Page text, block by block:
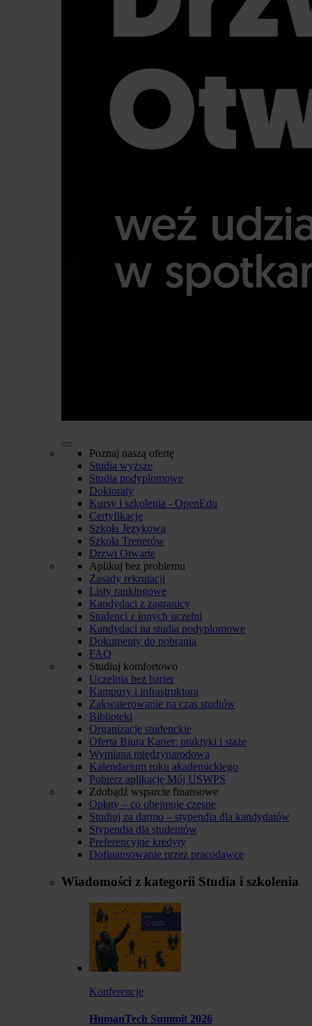
Poznaj naszą ofertę
Studia wyższe
Studia podyplomowe
Doktoraty
Kursy i szkolenia - OpenEdu
Certyfikacje
Szkoła Językowa
Szkoła Trenerów
Drzwi Otwarte
Aplikuj bez problemu
Zasady rekrutacji
Listy rankingowe
Kandydaci z zagranicy
Studenci z innych uczelni
Kandydaci na studia podyplomowe
Dokumenty do pobrania
FAQ
Studiuj komfortowo
Uczelnia bez barier
Kampusy i infrastruktura
Zakwaterowanie na czas studiów
Biblioteki
Organizacje studenckie
Oferta Biura Karier: praktyki i staże
Wymiana międzynarodowa
Kalendarium roku akademickiego
Pobierz aplikację Mój USWPS
Zdobądź wsparcie finansowe
Opłaty – co obejmuje czesne
Studiuj za darmo – stypendia dla kandydatów
Stypendia dla studentów
Preferencyjne kredyty
Dofinansowanie przez pracodawcę
Wiadomości z kategorii Studia i szkolenia
Konferencje
HumanTech Summit 2026